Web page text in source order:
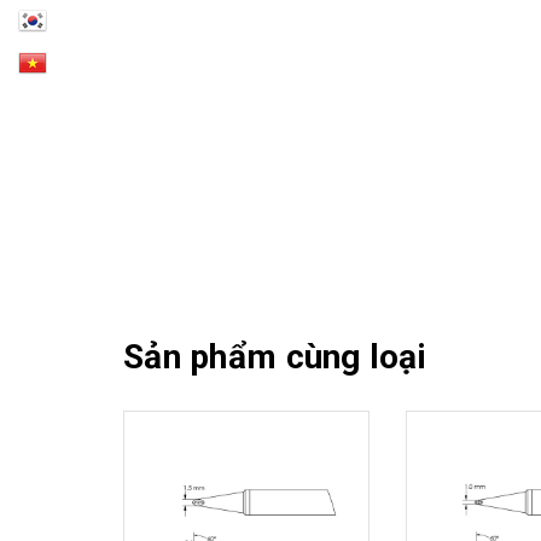
Sản phẩm cùng loại